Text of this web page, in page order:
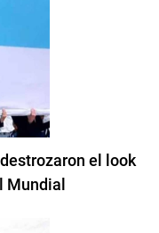
el look
Mundial